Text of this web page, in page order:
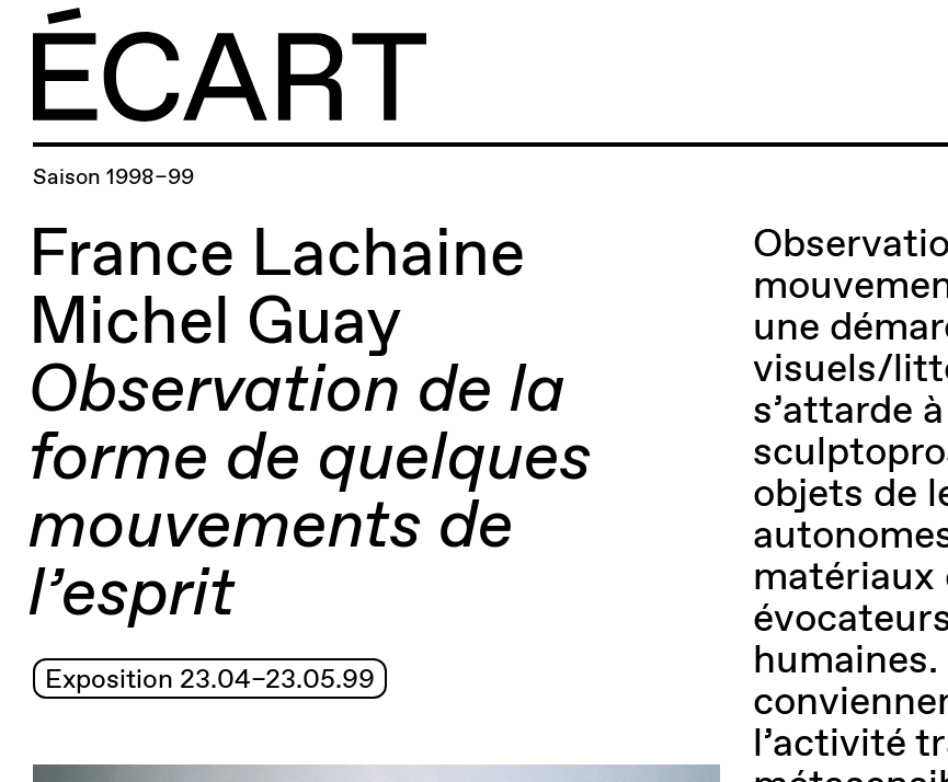
Saison 1998–99
France Lachaine
Michel Guay
Observation de la
forme de quelques
mouvements de
l’esprit
Exposition 23.04–23.05.99
une
visuels/
s’attarde
objets de
matériaux
l’activité